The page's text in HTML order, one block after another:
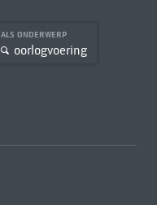
ALS ONDERWERP
oorlogvoering